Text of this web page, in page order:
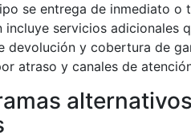
se entrega de inmediato o
incluye servicios adicionales
devolución y cobertura de
atraso y canales de